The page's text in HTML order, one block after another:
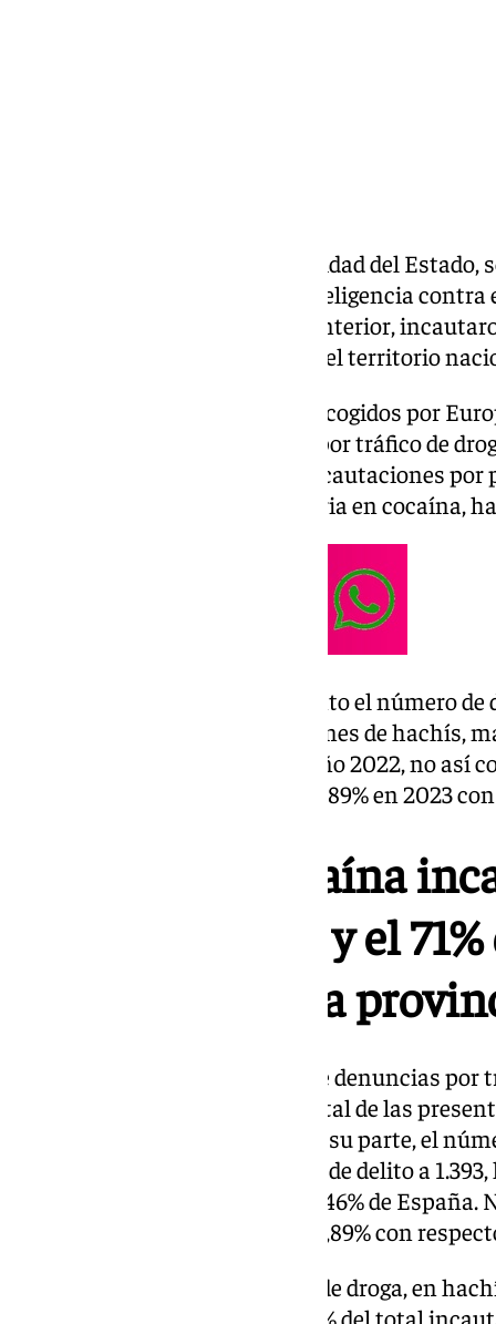
Las Fuerzas y Cuerpos de Seguridad del
presentada por el Centro de Inteligencia
Organizado del Ministerio del Interior,
117.713 kilos de cocaína en todo el territorio
Según los datos presentados, recogidos por
lideró el número de denuncias por tráfico de
número de detenciones y las incautaciones
Guardia Civil y Agencia Tributaria en cocaína,
Por su parte, en la provincia tanto el número
de detenciones y las incautaciones de hachís,
descendieron con respecto al año 2022, no así
que se incrementaron en un 30,89% en 2023
El 16% de la cocaína
España en 2023 y el
aprehendió en la
Así, en el año 2023 el número de denuncias por
que representa un 17,62% del total de las
las presentadas en España. Por su parte, el
provincia de Cádiz por este tipo de delito a
practicadas en Andalucía y el 5,46% de
detenciones descendió en un 11,89% con
En cuanto a las incautaciones de droga, en